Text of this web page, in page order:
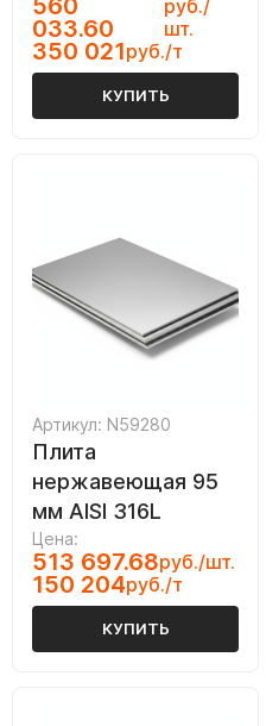
560
033.60
руб./
шт.
350 021руб./т
КУПИТЬ
Артикул: N59280
Плита
нержавеющая 95
мм AISI 316L
Цена:
513 697.68руб./шт.
150 204руб./т
КУПИТЬ